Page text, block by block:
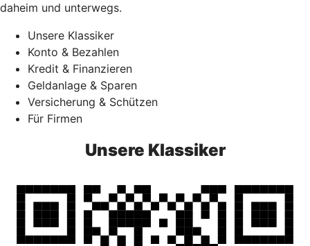
daheim und unterwegs.
Unsere Klassiker
Konto & Bezahlen
Kredit & Finanzieren
Geldanlage & Sparen
Versicherung & Schützen
Für Firmen
Unsere Klassiker